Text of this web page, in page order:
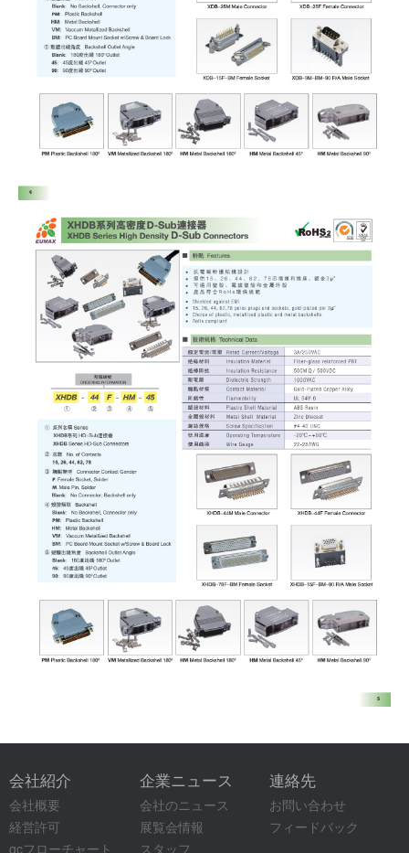
会社紹介
会社概要
経営許可
qcフローチャート
企業ニュース
会社のニュース
展覧会情報
スタッフ
連絡先
お問い合わせ
フィードバック